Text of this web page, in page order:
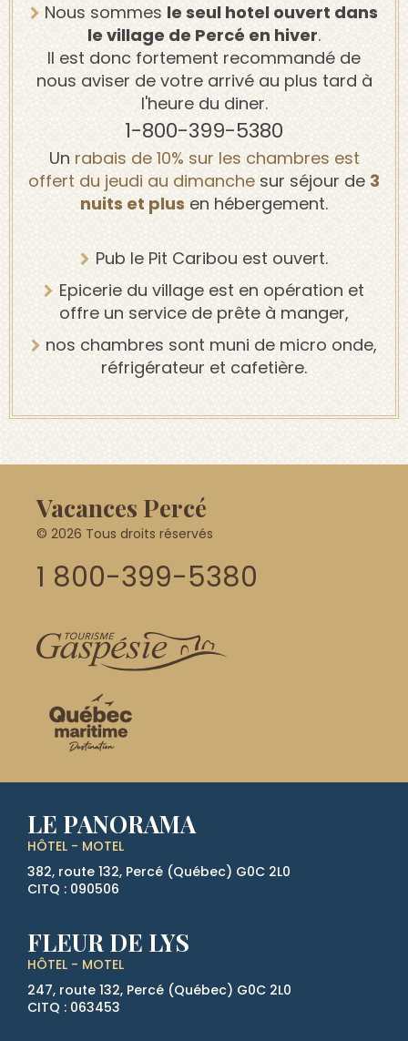
Nous sommes le seul hotel ouvert dans
le village de Percé en hiver.
Il est donc fortement recommandé de
nous aviser de votre arrivé au plus tard à
l'heure du diner.
1-800-399-5380
Un rabais de 10% sur les chambres est
offert du jeudi au dimanche sur séjour de 3
nuits et plus en hébergement.
Pub le Pit Caribou est ouvert.
Epicerie du village est en opération et
offre un service de prête à manger,
nos chambres sont muni de micro onde,
réfrigérateur et cafetière.
Vacances Percé
© 2026 Tous droits réservés
1 800-399-5380
LE PANORAMA
HÔTEL - MOTEL
382, route 132, Percé (Québec) G0C 2L0
CITQ : 090506
FLEUR DE LYS
HÔTEL - MOTEL
247, route 132, Percé (Québec) G0C 2L0
CITQ : 063453